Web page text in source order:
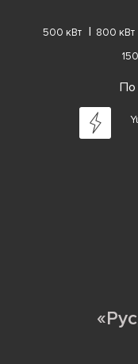
500 кВт 800 кВт
По